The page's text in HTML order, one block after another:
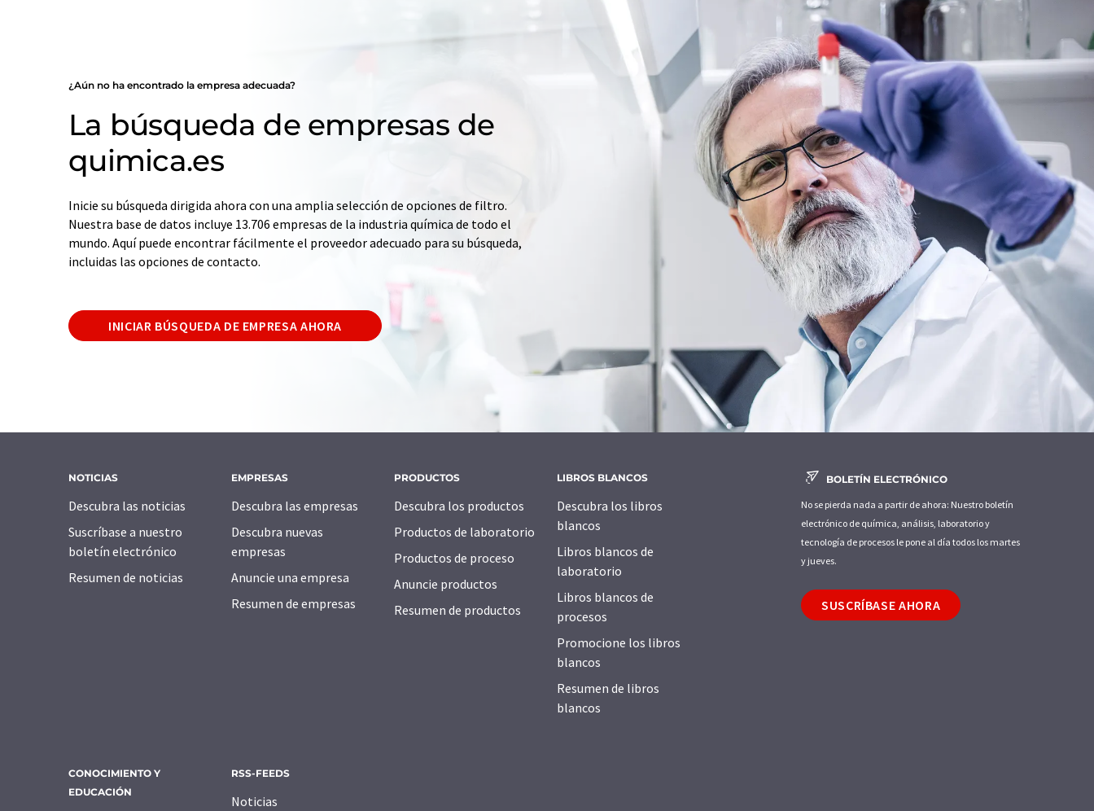
¿Aún no ha encontrado la empresa adecuada?
La búsqueda de empresas de
quimica.es
Inicie su búsqueda dirigida ahora con una amplia selección de opciones de filtro.
Nuestra base de datos incluye 13.706 empresas de la industria química de todo el
mundo. Aquí puede encontrar fácilmente el proveedor adecuado para su búsqueda,
incluidas las opciones de contacto.
INICIAR BÚSQUEDA DE EMPRESA AHORA
NOTICIAS
Descubra las noticias
Suscríbase a nuestro
boletín electrónico
Resumen de noticias
EMPRESAS
Descubra las empresas
Descubra nuevas
empresas
Anuncie una empresa
Resumen de empresas
PRODUCTOS
Descubra los productos
Productos de laboratorio
Productos de proceso
Anuncie productos
Resumen de productos
LIBROS BLANCOS
Descubra los libros
blancos
Libros blancos de
laboratorio
Libros blancos de
procesos
Promocione los libros
blancos
Resumen de libros
blancos
CONOCIMIENTO Y
EDUCACIÓN
RSS-FEEDS
Noticias
BOLETÍN ELECTRÓNICO
No se pierda nada a partir de ahora: Nuestro boletín
electrónico de química, análisis, laboratorio y
tecnología de procesos le pone al día todos los martes
y jueves.
SUSCRÍBASE AHORA